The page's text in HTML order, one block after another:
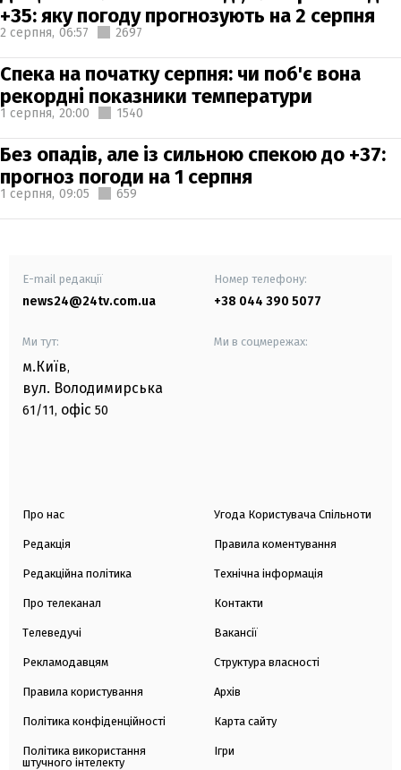
+35: яку погоду прогнозують на 2 серпня
2 серпня, 06:57 2697
Спека на початку серпня: чи поб'є вона
рекордні показники температури
1 серпня, 20:00 1540
Без опадів, але із сильною спекою до +37:
прогноз погоди на 1 серпня
1 серпня, 09:05 659
E-mail редакції
news24@24tv.com.ua
Номер телефону:
+38 044 390 5077
Ми тут:
м.Київ,
вул. Володимирська
61/11, офіс 50
Ми в соцмережах:
Про нас
Редакція
Редакційна політика
Про телеканал
Телеведучі
Рекламодавцям
Правила користування
Політика конфіденційності
Політика використання
штучного інтелекту
Угода Користувача Спільноти
Правила коментування
Технічна інформація
Контакти
Вакансії
Структура власності
Архів
Карта сайту
Ігри